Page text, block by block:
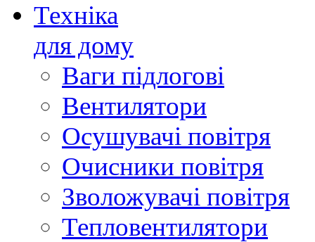
Техніка
для дому
Ваги підлогові
Вентилятори
Осушувачі повітря
Очисники повітря
Зволожувачі повітря
Тепловентилятори